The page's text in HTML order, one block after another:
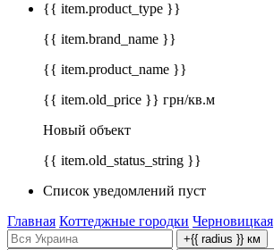
{{ item.product_type }}
{{ item.brand_name }}
{{ item.product_name }}
{{ item.old_price }} грн/кв.м
Новый объект
{{ item.old_status_string }}
Список уведомлений пуст
Главная Коттеджные городки Черновицкая
+{{ radius }} км